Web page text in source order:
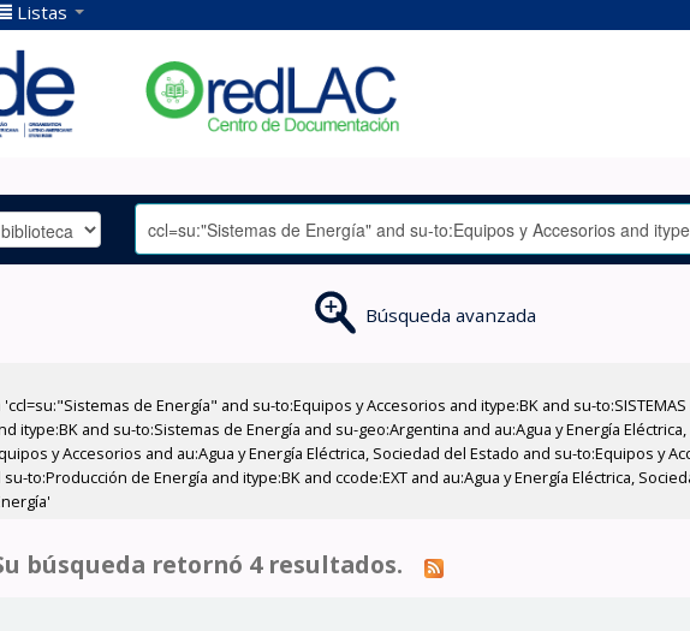
Listas
Búsqueda avanzada
de Energía" and su-to:Equipos y Accesorios and itype:BK and su-
itype:BK and su-to:Sistemas de Energía and su-geo:Argentina and au:Agua y Energía
y Accesorios and au:Agua y Energía Eléctrica, Sociedad del Estado and su-to:Equipos y
to:Producción de Energía and itype:BK and ccode:EXT and au:Agua y Energía Eléctrica,
búsqueda retornó 4 resultados.